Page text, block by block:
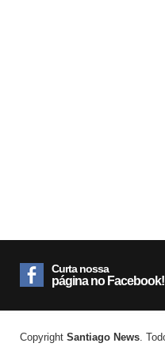
Curta nossa
página no Facebook!
Copyright Santiago News .